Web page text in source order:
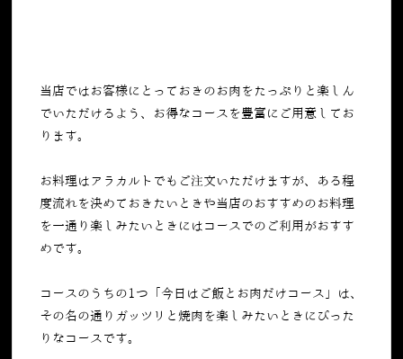
当店ではお客様にとっておきのお肉をたっぷりと楽しん
でいただけるよう、お得なコースを豊富にご用意してお
ります。
お料理はアラカルトでもご注文いただけますが、ある程
度流れを決めておきたいときや当店のおすすめのお料理
を一通り楽しみたいときにはコースでのご利用がおすす
めです。
コースのうちの1つ「 今日はご飯とお肉だけコース 」は、
その名の通りガッツリと焼肉を楽しみたいときにぴった
りなコースです。